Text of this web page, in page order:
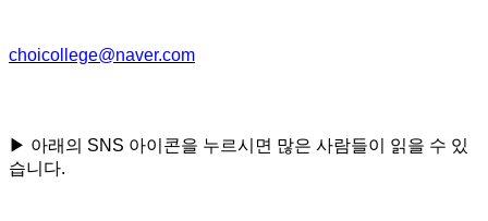
choicollege@naver.com
▶ 아래의 SNS 아이콘을 누르시면 많은 사람들이 읽을 수 있
습니다.